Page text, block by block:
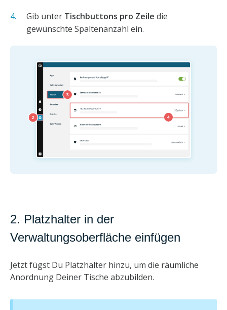
Gib unter Tischbuttons pro Zeile die
gewünschte Spaltenanzahl ein.
2. Platzhalter in der
Verwaltungsoberfläche einfügen
Jetzt fügst Du Platzhalter hinzu, um die räumliche
Anordnung Deiner Tische abzubilden.